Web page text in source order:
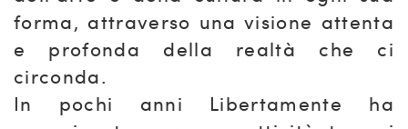
forma, attraverso una visione attenta
e profonda della realtà che ci
circonda.
In pochi anni Libertamente ha